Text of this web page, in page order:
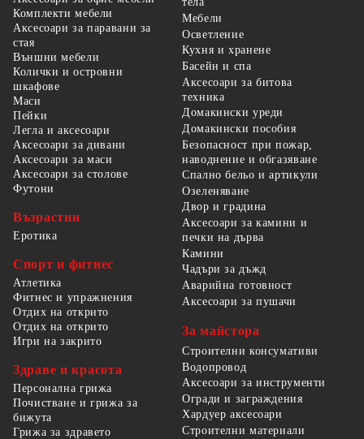
Комплекти мебели
Аксесоари за паравани за
стая
Външни мебели
Колички и островни
шкафове
Маси
Пейки
Легла и аксесоари
Аксесоари за дивани
Аксесоари за маси
Аксесоари за столове
Футони
Възрастни
Еротика
Спорт и фитнес
Атлетика
Фитнес и упражнения
Отдих на открито
Отдих на открито
Игри на закрито
Здраве и красота
Персонална грижа
Почистване и грижа за
бижута
Грижа за здравето
Мебели
Осветление
Кухня и хранене
Басейн и спа
Аксесоари за битова
техника
Домакински уреди
Домакински пособия
Безопасност при пожар,
наводнение и обгазяване
Спално бельо и артикули
Озеленяване
Двор и градина
Аксесоари за камини и
печки на дърва
Камини
Чадъри за дъжд
Аварийна готовност
Аксесоари за пушачи
За майстора
Строителни консумативи
Водопровод
Аксесоари за инструменти
Огради и заграждения
Хардуер аксесоари
Строителни материали